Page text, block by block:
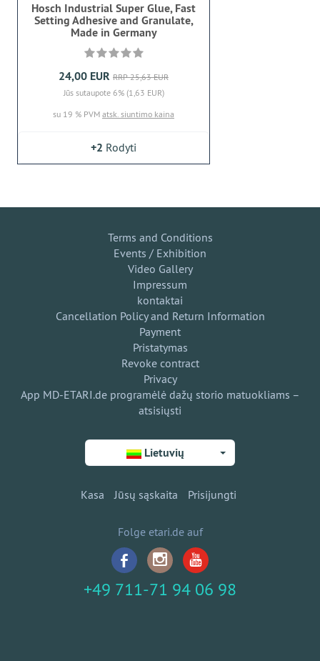
Hosch Industrial Super Glue, Fast
Setting Adhesive and Granulate,
Made in Germany
24,00 EUR RRP 25,63 EUR
Jūs sutaupote 6% (1,63 EUR)
su 19 % PVM atsk. siuntimo kaina
+2 Rodyti
Terms and Conditions
Events / Exhibition
Video Gallery
Impressum
kontaktai
Cancellation Policy and Return Information
Payment
Pristatymas
Revoke contract
Privacy
App MD-ETARI.de programėlė dažų storio matuokliams –
atsisiųsti
Lietuvių
Kasa Jūsų sąskaita Prisijungti
Folge etari.de auf
+49 711-71 94 06 98